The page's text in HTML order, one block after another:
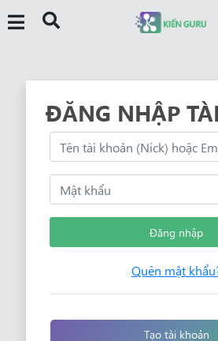
ĐĂNG NHẬP
Đăng nhập
Quên mật
Tạo tài khoản